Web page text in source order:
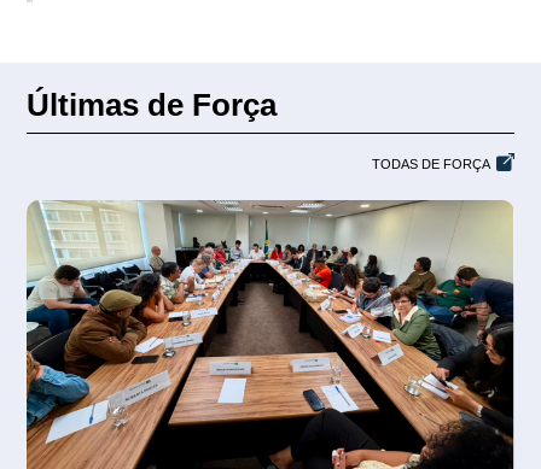
Últimas de Força
TODAS DE FORÇA